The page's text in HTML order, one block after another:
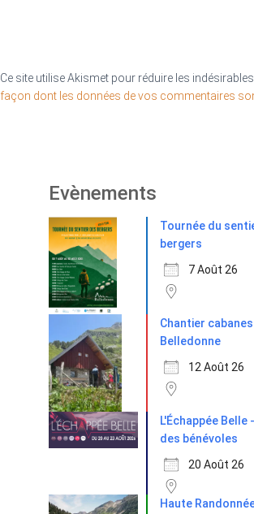
Ce site utilise Akismet pour réduire les indésirables.
façon dont les données de vos commentaires
Evènements
Tournée du
bergers
7 Août 26
Chantier cabanes
Belledonne
12 Août 26
L'Échappée
des bénévoles
20 Août 26
Haute